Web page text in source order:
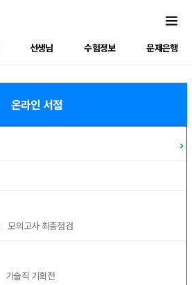
선생님 수험정보 문제은행
온라인 서점
모의고사 최종점검
기술직 기획전